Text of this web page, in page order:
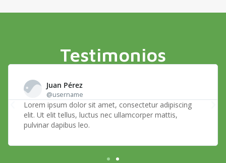
Testimonios
Juan Pérez
@username
Lorem ipsum dolor sit amet, consectetur adipiscing
elit. Ut elit tellus, luctus nec ullamcorper mattis,
pulvinar dapibus leo.